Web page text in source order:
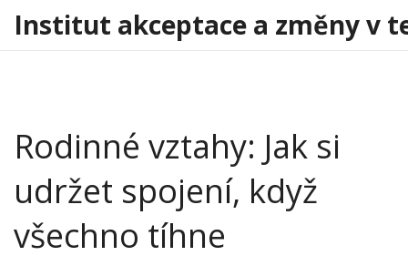
Institut akceptace a změny v
Rodinné vztahy: Jak si
udržet spojení, když
všechno tíhne